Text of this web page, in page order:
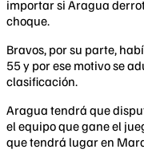
importar si Aragua
choque.
Bravos, por su parte,
55 y por ese motivo se
clasificación.
Aragua tendrá que
el equipo que gane el
que tendrá lugar en